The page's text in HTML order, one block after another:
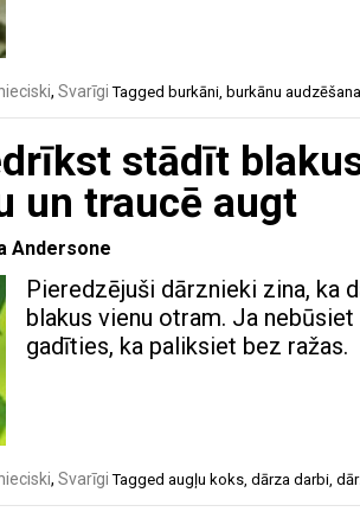
, Svarīgi Tagged burkāni burkānu audzēšana
stādīt
un traucē augt
Andersone
Pieredzējuši dārznieki zina, ka
blakus vienu otram. Ja
gadīties, ka paliksiet bez ražas.
, Svarīgi Tagged augļu koks dārza darbi